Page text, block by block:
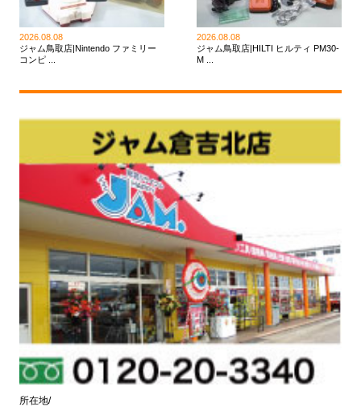
2026.08.08
ジャム鳥取店|Nintendo ファミリー
コンピ ...
2026.08.08
ジャム鳥取店|HILTI ヒルティ PM30-
M ...
所在地/